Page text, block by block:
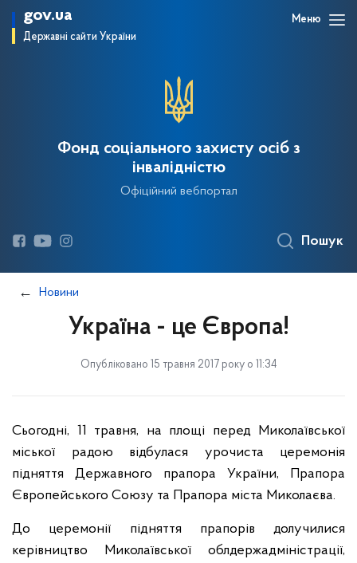
gov.ua
Державні сайти України
Меню
Фонд соціального захисту осіб з
інвалідністю
Офіційний вебпортал
Пошук
Новини
Україна - це Європа!
Опубліковано 15 травня 2017 року о 11:34
Сьогодні, 11 травня, на площі перед Миколаївської
міської радою відбулася урочиста церемонія
підняття Державного прапора України, Прапора
Європейського Союзу та Прапора міста Миколаєва.
До церемонії підняття прапорів долучилися
керівництво Миколаївської облдержадміністрації,